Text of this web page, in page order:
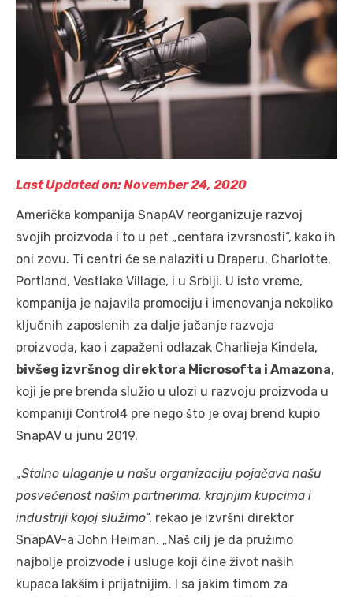
Last Updated on: November 24, 2020
Američka kompanija SnapAV reorganizuje razvoj
svojih proizvoda i to u pet „centara izvrsnosti“, kako ih
oni zovu. Ti centri će se nalaziti u Draperu, Charlotte,
Portland, Vestlake Village, i u Srbiji. U isto vreme,
kompanija je najavila promociju i imenovanja nekoliko
ključnih zaposlenih za dalje jačanje razvoja
proizvoda, kao i zapaženi odlazak Charlieja Kindela,
bivšeg izvršnog direktora Microsofta i Amazona,
koji je pre brenda služio u ulozi u razvoju proizvoda u
kompaniji Control4 pre nego što je ovaj brend kupio
SnapAV u junu 2019.
„Stalno ulaganje u našu organizaciju pojačava našu
posvećenost našim partnerima, krajnjim kupcima i
industriji kojoj služimo“, rekao je izvršni direktor
SnapAV-a John Heiman. „Naš cilj je da pružimo
najbolje proizvode i usluge koji čine život naših
kupaca lakšim i prijatnijim. I sa jakim timom za